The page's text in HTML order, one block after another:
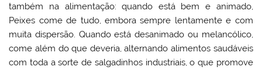
também na alimentação: quando está bem e animado,
Peixes come de tudo, embora sempre lentamente e com
muita dispersão. Quando está desanimado ou melancólico,
come além do que deveria, alternando alimentos saudáveis
com toda a sorte de salgadinhos industriais, o que promove